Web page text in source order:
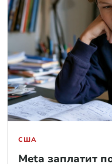
США
Meta заплатит